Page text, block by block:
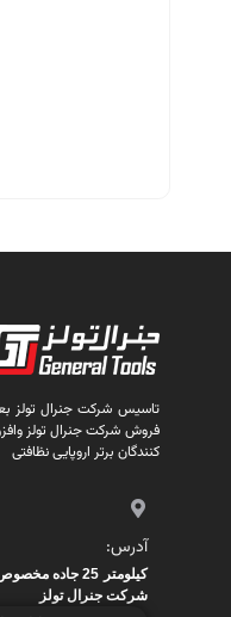
تاسیس شرکت جنرال تولز
فروش شرکت جنرال تولز
کنندگان برتر اروپایی نظافتی
آدرس:
کیلومتر 25
شرکت جنرال تولز